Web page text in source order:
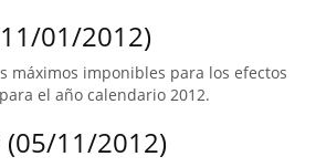
01/2012)
máximos imponibles para los efectos
el año calendario 2012.
(05/11/2012)